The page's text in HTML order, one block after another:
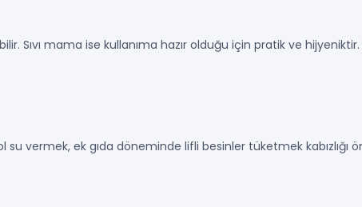
Sıvı mama ise kullanıma hazır olduğu için pratik ve
vermek, ek gıda döneminde lifli besinler tüketmek kabızlığı